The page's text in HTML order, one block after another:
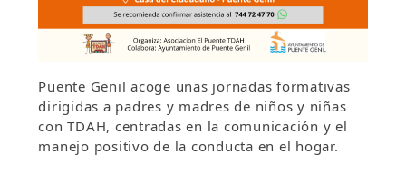
Puente Genil acoge unas jornadas formativas
dirigidas a padres y madres de niños y niñas
con TDAH, centradas en la comunicación y el
manejo positivo de la conducta en el hogar.